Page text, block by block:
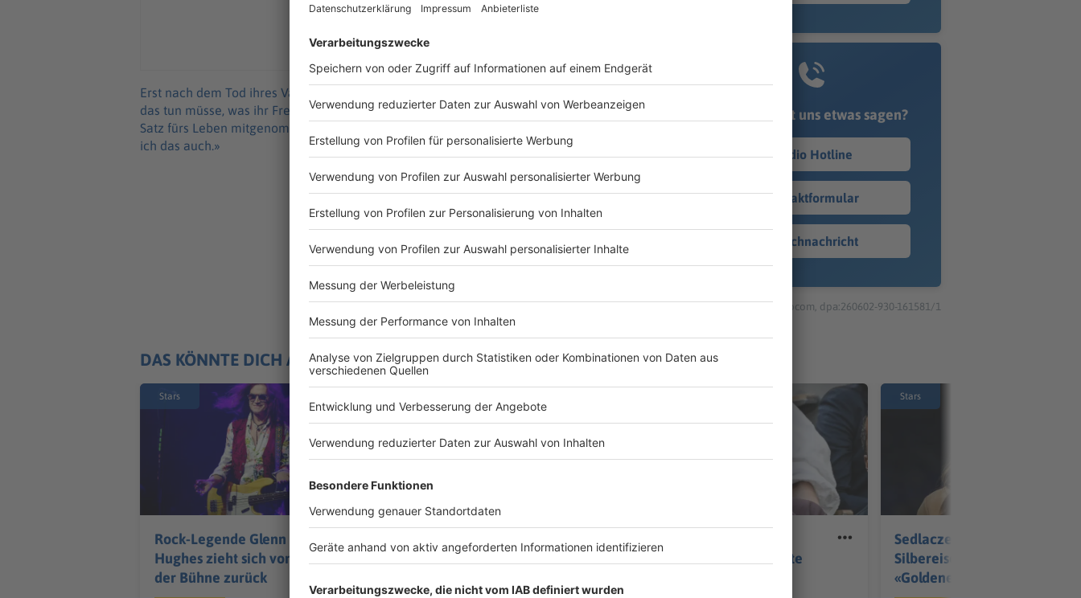
Erst nach dem Tod ihres Vaters vor sieben Jahren habe sie verstanden, dass sie vor allem
das tun müsse, was ihr Freude macht – und es genießen sollte. Von ihm habe sie auch einen
Satz fürs Leben mitgenommen: «Mach' aus Scheiße Bonbons», sagte sie. «Und genau so sehe
ich das auch.»
Du möchtest uns etwas sagen?
Studio Hotline
Kontaktformular
Sprachnachricht
© dpa-infocom, dpa:260602-930-161581/1
DAS KÖNNTE DICH AUCH INTERESSIEREN
Stars
Rock-Legende Glenn
Hughes zieht sich von
der Bühne zurück
Schlagersänger Matthias
Reim verkauft Haus in
Model Toni Garrn kaufte
Stars
Sedlaczek und
Silbereisen moderieren
«Goldene Henne» 2026